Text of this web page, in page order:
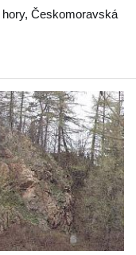
, Českomoravská